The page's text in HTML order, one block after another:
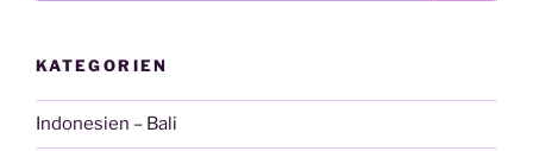
KATEGORIEN
Indonesien – Bali